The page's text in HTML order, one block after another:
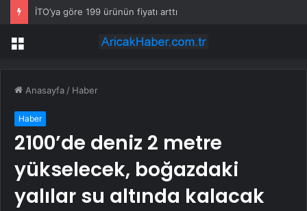
İTO’ya göre 199 ürünün fiyatı arttı
Menü
Anasayfa / Haber
Haber
2100’de deniz 2 metre
yükselecek, boğazdaki
yalılar su altında kalacak